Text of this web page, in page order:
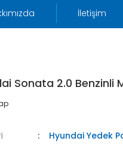
İletişim
Sonata 2.0 Benzinli
Hyundai Yedek